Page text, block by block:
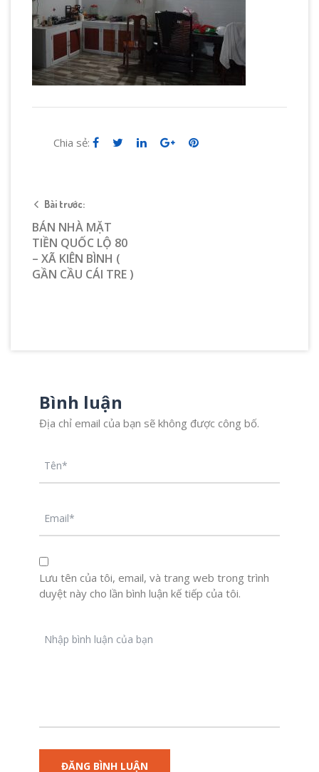
Chia sẻ:
Bài trước:
BÁN NHÀ MẶT
TIỀN QUỐC LỘ 80
– XÃ KIÊN BÌNH (
GẦN CẦU CÁI TRE )
Bình luận
Địa chỉ email của bạn sẽ không được công bố.
Lưu tên của tôi, email, và trang web trong trình
duyệt này cho lần bình luận kế tiếp của tôi.